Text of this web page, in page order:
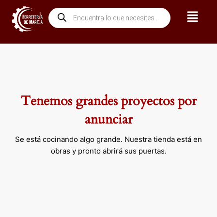
contenido
Búsqueda
de
productos
Menú
Tenemos grandes proyectos por
anunciar
Se está cocinando algo grande. Nuestra tienda está en
obras y pronto abrirá sus puertas.